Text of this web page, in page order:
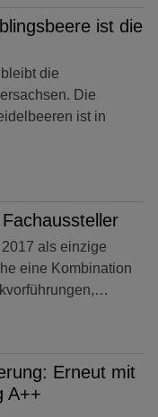
ist die
die
Die
ist in
als einzige
eine Kombination
Erneut mit
A++